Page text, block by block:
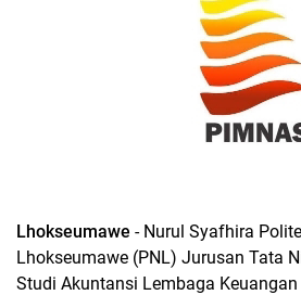
Lhokseumawe - Nurul Syafhira
Lhokseumawe (PNL) Jurusan Tata
Studi Akuntansi Lembaga